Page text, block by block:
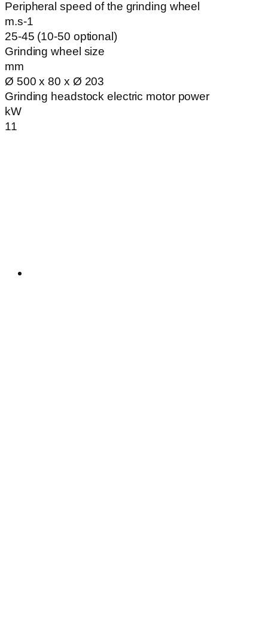
Peripheral speed of the grinding wheel
m.s-1
25-45 (10-50 optional)
Grinding wheel size
mm
Ø 500 x 80 x Ø 203
Grinding headstock electric motor power
kW
11